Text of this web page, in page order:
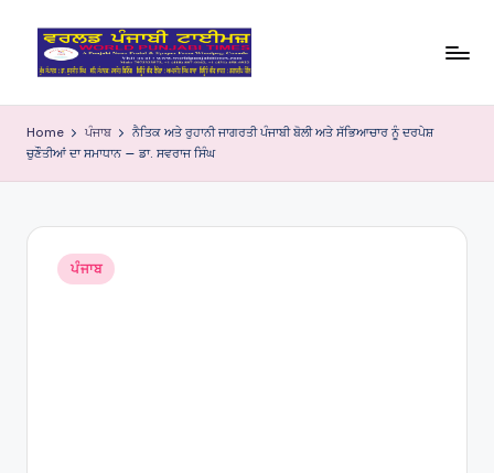
o
rl
Home ਪੰਜਾਬ
ਨੈਤਿਕ ਅਤੇ ਰੁਹਾਨੀ ਜਾਗਰਤੀ ਪੰਜਾਬੀ ਬੋਲੀ ਅਤੇ ਸੱਭਿਆਚਾਰ ਨੂੰ ਦਰਪੇਸ਼
ਚੁਣੌਤੀਆਂ ਦਾ ਸਮਾਧਾਨ — ਡਾ. ਸਵਰਾਜ ਸਿੰਘ
Posted
in
ਪੰਜਾਬ